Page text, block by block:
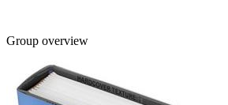
Group overview